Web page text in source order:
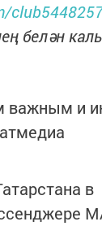
белән
важным и
в